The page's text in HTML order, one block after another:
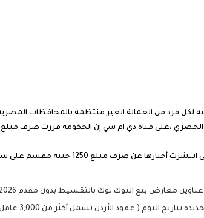
سي إن الحكومة قررت صرف مبلغ 500 جنيه لكل العمالة الغير منتظمة بسبب تفشي الكورونا .
مقسم على ستة أشهر على بطاقة التموين بداية من يناير 2020.
الأردن تشمل أكثر من 3,000 عامل)⚠️ رابط للاستعلام وخطوات التسجيل 2026